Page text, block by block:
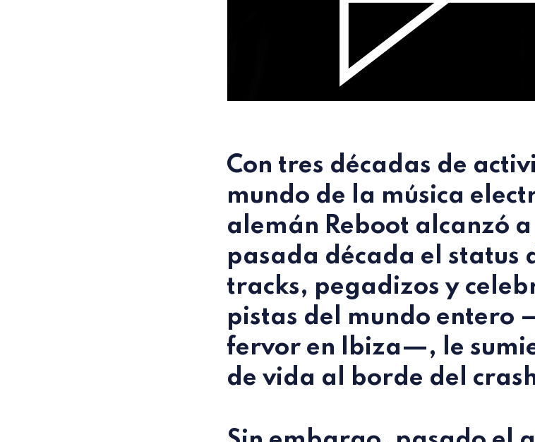
Con tres décadas de
mundo de la música
alemán Reboot alcanzó
pasada década el status
tracks, pegadizos y
pistas del mundo entero
fervor en Ibiza—, le
de vida al borde del